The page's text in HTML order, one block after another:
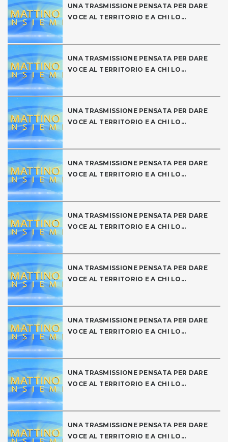
UNA TRASMISSIONE PENSATA PER DARE
VOCE AL TERRITORIO E A CHI LO...
UNA TRASMISSIONE PENSATA PER DARE
VOCE AL TERRITORIO E A CHI LO...
UNA TRASMISSIONE PENSATA PER DARE
VOCE AL TERRITORIO E A CHI LO...
UNA TRASMISSIONE PENSATA PER DARE
VOCE AL TERRITORIO E A CHI LO...
UNA TRASMISSIONE PENSATA PER DARE
VOCE AL TERRITORIO E A CHI LO...
UNA TRASMISSIONE PENSATA PER DARE
VOCE AL TERRITORIO E A CHI LO...
UNA TRASMISSIONE PENSATA PER DARE
VOCE AL TERRITORIO E A CHI LO...
UNA TRASMISSIONE PENSATA PER DARE
VOCE AL TERRITORIO E A CHI LO...
UNA TRASMISSIONE PENSATA PER DARE
VOCE AL TERRITORIO E A CHI LO...